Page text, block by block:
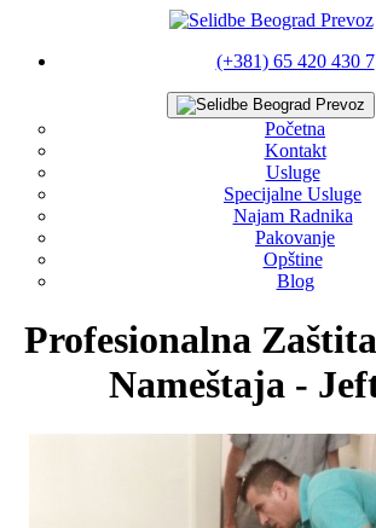
(+381) 65 420 430 7
Početna
Kontakt
Usluge
Specijalne Usluge
Najam Radnika
Pakovanje
Opštine
Blog
Profesionalna
Nameštaja -